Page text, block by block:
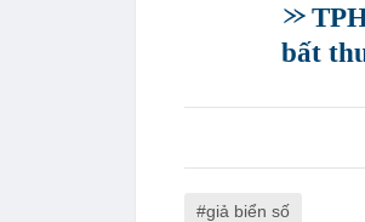
bất
giả biển số